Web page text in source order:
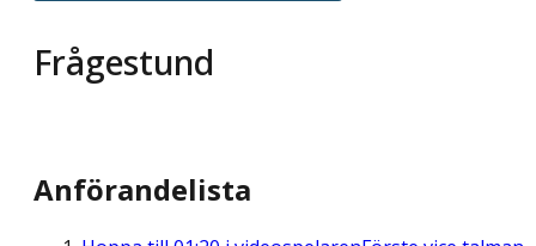
Frågestund
Anförandelista